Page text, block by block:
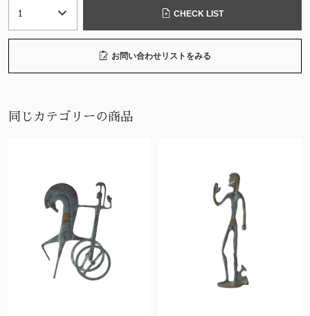
CHECK LIST
お問い合わせリストをみる
同じカテゴリーの商品